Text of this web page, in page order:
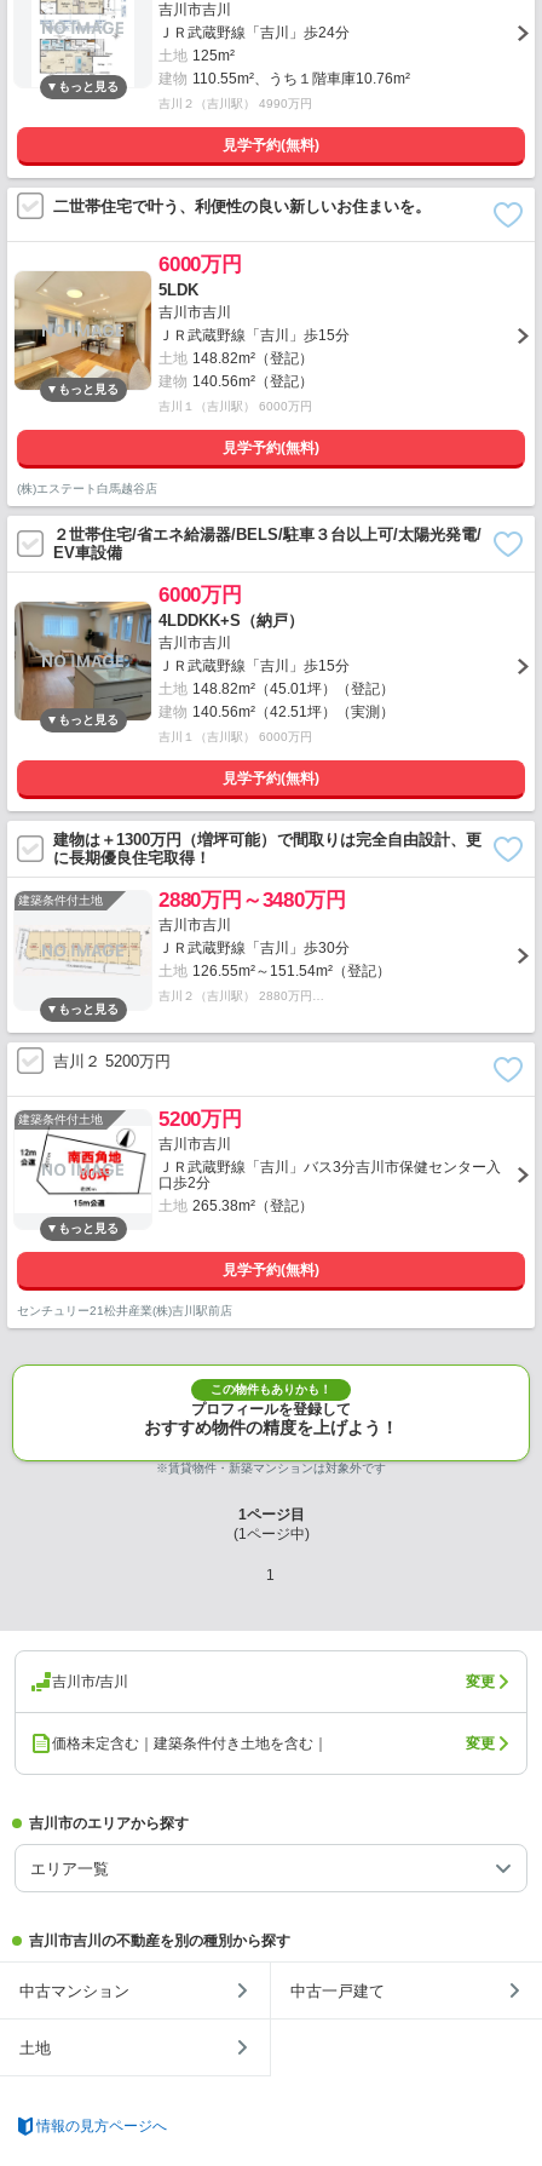
吉川市吉川
ＪＲ武蔵野線「吉川」歩24分
土地 125m²
建物 110.55m²、うち１階車庫10.76m²
吉川２（吉川駅） 4990万円
見学予約(無料)
二世帯住宅で叶う、利便性の良い新しいお住まいを。
6000万円
5LDK
吉川市吉川
ＪＲ武蔵野線「吉川」歩15分
土地 148.82m²（登記）
建物 140.56m²（登記）
吉川１（吉川駅） 6000万円
見学予約(無料)
(株)エステート白馬越谷店
２世帯住宅/省エネ給湯器/BELS/駐車３台以上可/太陽光発電/
EV車設備
6000万円
4LDDKK+S（納戸）
吉川市吉川
ＪＲ武蔵野線「吉川」歩15分
土地 148.82m²（45.01坪）（登記）
建物 140.56m²（42.51坪）（実測）
吉川１（吉川駅） 6000万円
見学予約(無料)
建物は＋1300万円（増坪可能）で間取りは完全自由設計、更
に長期優良住宅取得！
建築条件付土地 2880万円～3480万円
吉川市吉川
ＪＲ武蔵野線「吉川」歩30分
土地 126.55m²～151.54m²（登記）
吉川２（吉川駅） 2880万円…
吉川２ 5200万円
建築条件付土地 5200万円
吉川市吉川
ＪＲ武蔵野線「吉川」バス3分吉川市保健センター入
口歩2分
土地 265.38m²（登記）
見学予約(無料)
センチュリー21松井産業(株)吉川駅前店
この物件もありかも！
プロフィールを登録して
おすすめ物件の精度を上げよう！
※賃貸物件・新築マンションは対象外です
1ページ目
(1ページ中)
1
吉川市/吉川 変更
価格未定含む｜建築条件付き土地を含む｜ 変更
吉川市のエリアから探す
エリア一覧
吉川市吉川の不動産を別の種別から探す
中古マンション 中古一戸建て
土地
情報の見方ページへ